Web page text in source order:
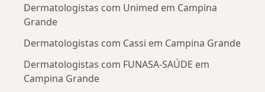
Dermatologistas com Unimed em Campina
Grande
Dermatologistas com Cassi em Campina Grande
Dermatologistas com FUNASA-SAÚDE em
Campina Grande